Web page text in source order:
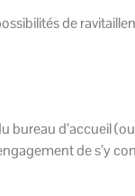
de
bureau d’accueil
de s’y